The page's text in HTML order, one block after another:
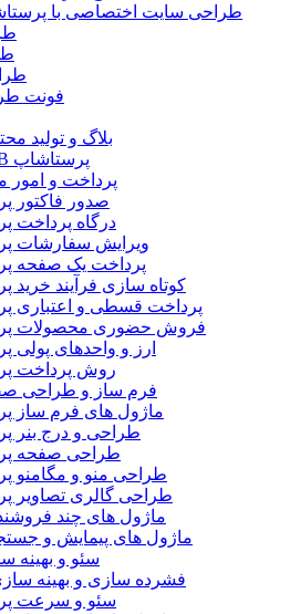
طراحی سایت اختصاصی با
فونت
بلاگ و تولید
ماژول های B2B پرستاشاپ
پرداخت و امور
صدور فاکتور
درگاه پرداخت
ویرایش سفارشات
پرداخت یک صفحه
کوتاه سازی فرآیند خرید
پرداخت قسطی و اعتباری
فروش حضوری محصولات
ارز و واحدهای پولی
روش پرداخت
فرم ساز و طراحی
ماژول های فرم ساز
طراحی و درج بنر
طراحی صفحه
طراحی منو و مگامنو
طراحی گالری تصاویر
ماژول های چند
ماژول های پیمایش و
سئو و بهینه
فشرده سازی و بهینه
سئو و سرعت